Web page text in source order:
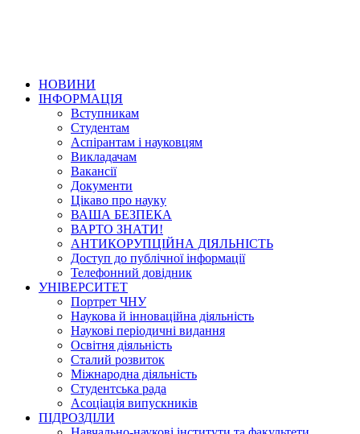
НОВИНИ
ІНФОРМАЦІЯ
Вступникам
Студентам
Аспірантам і науковцям
Викладачам
Вакансії
Документи
Цікаво про науку
ВАША БЕЗПЕКА
ВАРТО ЗНАТИ!
АНТИКОРУПЦІЙНА ДІЯЛЬНІСТЬ
Доступ до публічної інформації
Телефонний довідник
УНІВЕРСИТЕТ
Портрет ЧНУ
Наукова й інноваційна діяльність
Наукові періодичні видання
Освітня діяльність
Сталий розвиток
Міжнародна діяльність
Студентська рада
Асоціація випускників
ПІДРОЗДІЛИ